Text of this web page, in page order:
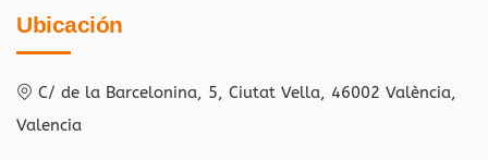
Ubicación
C/ de la Barcelonina, 5, Ciutat Vella, 46002 València,
Valencia